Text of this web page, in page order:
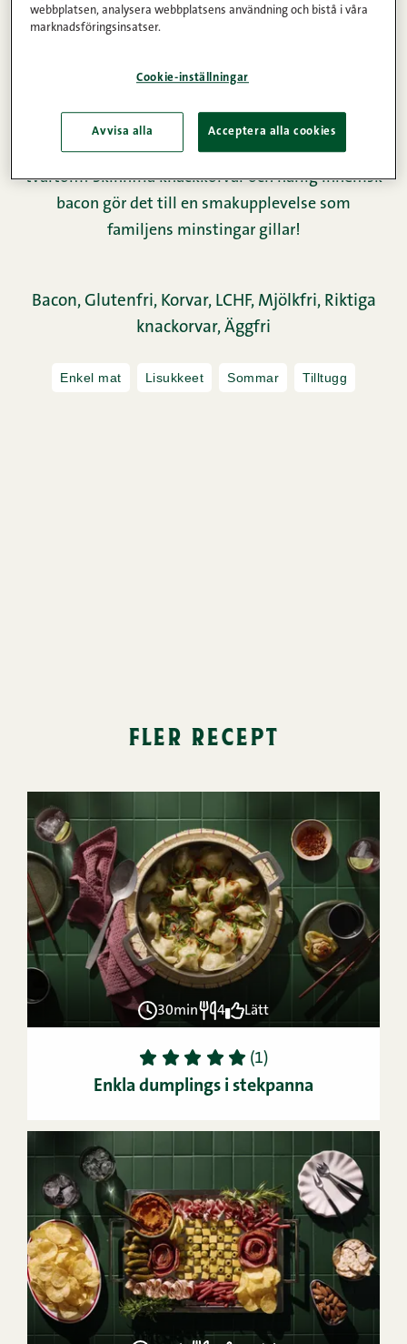
I ärlighetens namn är denna rätt nästan FÖR lätt
att tillreda. Men det gör den inte sämre för det,
tvärtom! Skinnfria knackkorvar och härlig inhemsk
bacon gör det till en smakupplevelse som
familjens minstingar gillar!
Bacon, Glutenfri, Korvar, LCHF, Mjölkfri, Riktiga
knackorvar, Äggfri
Enkel mat Lisukkeet Sommar Tilltugg
fler recept
30min 4 Lätt
1 2 3 4 5 (1)
Enkla dumplings i stekpanna
webbplatsen, analysera webbplatsens användning och bistå i våra
marknadsföringsinsatser.
Cookie-inställningar
Avvisa alla Acceptera alla cookies